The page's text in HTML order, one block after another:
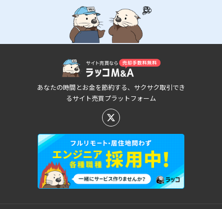
あなたの時間とお金を節約する、サクサク取引でき
るサイト売買プラットフォーム